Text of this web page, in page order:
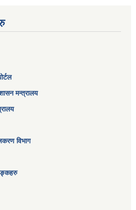
मन्त्रालय
विभाग